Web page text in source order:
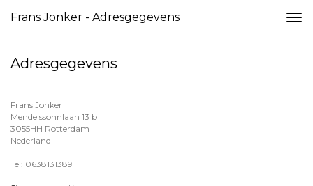
Frans Jonker - Adresgegevens
Adresgegevens
Frans Jonker
Mendelssohnlaan 13 b
3055HH Rotterdam
Nederland
Tel: 0638131389